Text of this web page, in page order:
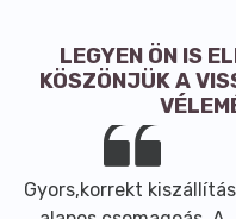
LEGYEN ÖN IS
KÖSZÖNJÜK A
Gyors,korrekt